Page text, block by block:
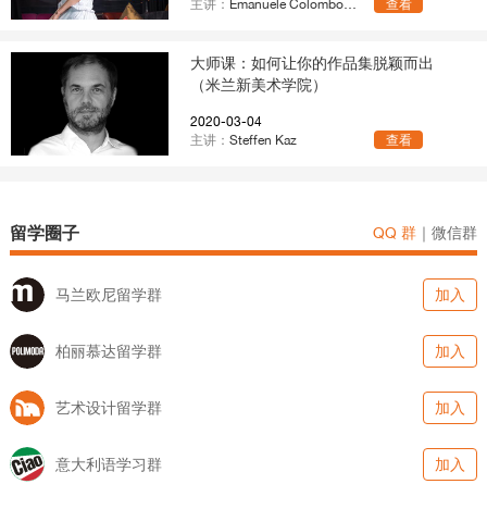
主讲： Emanuele Colombo、Francesco Fioretto 查看
大师课：如何让你的作品集脱颖而出
（米兰新美术学院）
2020-03-04
主讲： Steffen Kaz 查看
留学圈子 QQ 群 ｜ 微信群
马兰欧尼留学群 加入
柏丽慕达留学群 加入
艺术设计留学群 加入
意大利语学习群 加入